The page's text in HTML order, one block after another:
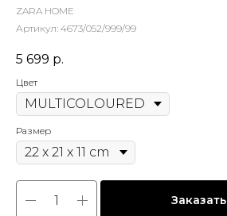
ZARA HOME
Артикул: 4673/052/999/99
5 699 р.
Цвет
Размер
Заказать